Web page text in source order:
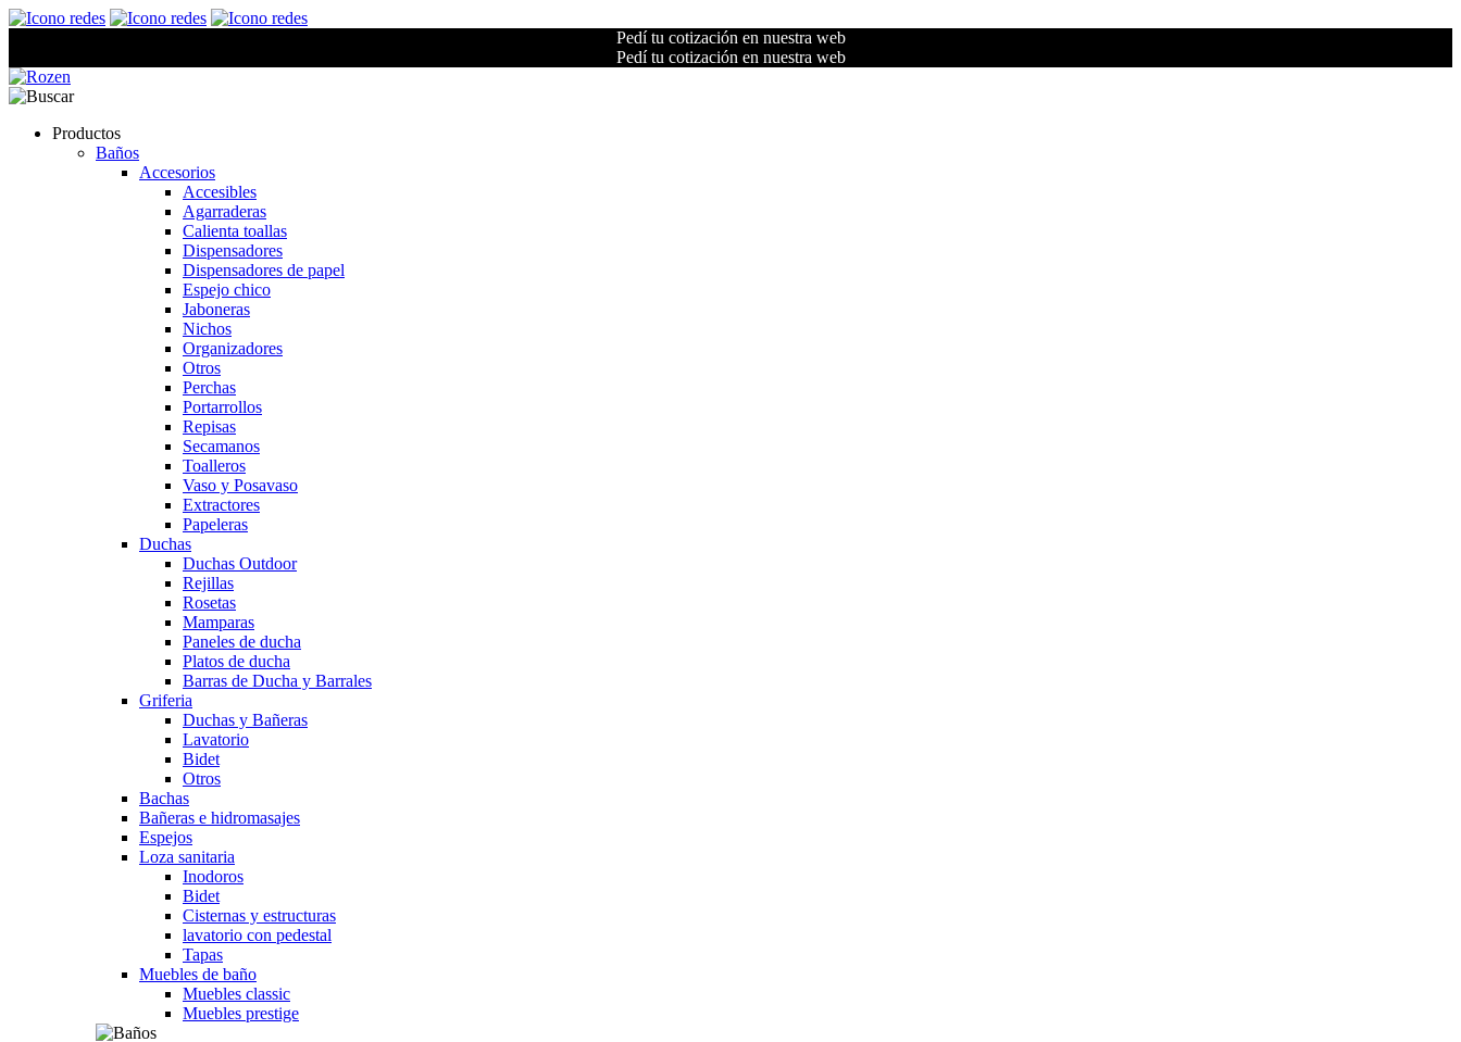
Pedí tu cotización en nuestra web
Pedí tu cotización en nuestra web
Productos
Baños
Accesorios
Accesibles
Agarraderas
Calienta toallas
Dispensadores
Dispensadores de papel
Espejo chico
Jaboneras
Nichos
Organizadores
Otros
Perchas
Portarrollos
Repisas
Secamanos
Toalleros
Vaso y Posavaso
Extractores
Papeleras
Duchas
Duchas Outdoor
Rejillas
Rosetas
Mamparas
Paneles de ducha
Platos de ducha
Barras de Ducha y Barrales
Griferia
Duchas y Bañeras
Lavatorio
Bidet
Otros
Bachas
Bañeras e hidromasajes
Espejos
Loza sanitaria
Inodoros
Bidet
Cisternas y estructuras
lavatorio con pedestal
Tapas
Muebles de baño
Muebles classic
Muebles prestige